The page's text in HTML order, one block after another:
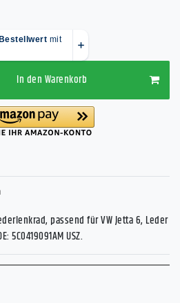
In den Warenkorb
passend für VW Jetta 6, Leder
5C0419091AM USZ.